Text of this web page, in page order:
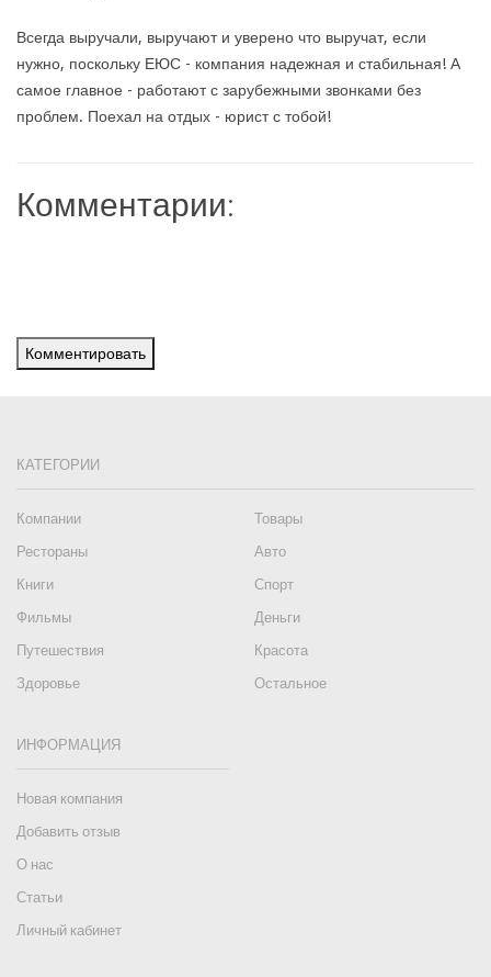
Всегда выручали, выручают и уверено что выручат, если
нужно, поскольку ЕЮС - компания надежная и стабильная! А
самое главное - работают с зарубежными звонками без
проблем. Поехал на отдых - юрист с тобой!
Комментарии:
Комментировать
КАТЕГОРИИ
Компании
Товары
Рестораны
Авто
Книги
Спорт
Фильмы
Деньги
Путешествия
Красота
Здоровье
Остальное
ИНФОРМАЦИЯ
Новая компания
Добавить отзыв
О нас
Статьи
Личный кабинет